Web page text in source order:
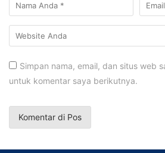
Simpan nama, email, dan situs web
untuk komentar saya berikutnya.